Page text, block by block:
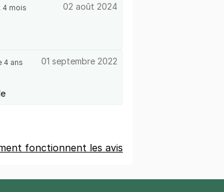
4 mois 02 août 2024
4 ans 01 septembre 2022
fonctionnent les avis